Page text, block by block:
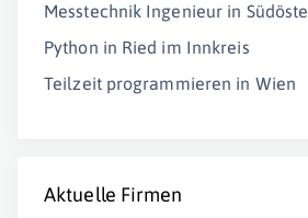
Messtechnik Ingenieur in
Python in Ried im Innkreis
Teilzeit programmieren in Wien
Aktuelle Firmen